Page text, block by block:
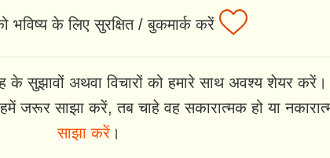
भविष्य के लिए सुरक्षित / बुकमार्क करें
के सुझावों अथवा विचारों को हमारे साथ अवश्य शेयर करें।
जरूर साझा करें, तब चाहे वह सकारात्मक हो या
साझा करें।